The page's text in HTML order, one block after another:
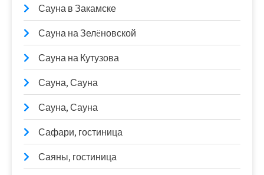
Сауна в Закамске
Сауна на Зелëновской
Сауна на Кутузова
Сауна, Сауна
Сауна, Сауна
Сафари, гостиница
Саяны, гостиница